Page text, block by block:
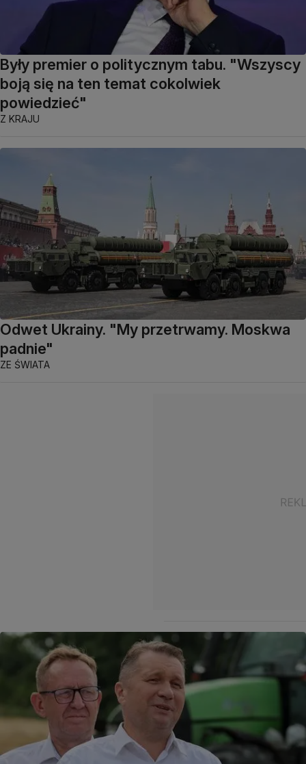
Były premier o politycznym tabu. "Wszyscy
boją się na ten temat cokolwiek
powiedzieć"
Z KRAJU
Odwet Ukrainy. "My przetrwamy. Moskwa
padnie"
ZE ŚWIATA